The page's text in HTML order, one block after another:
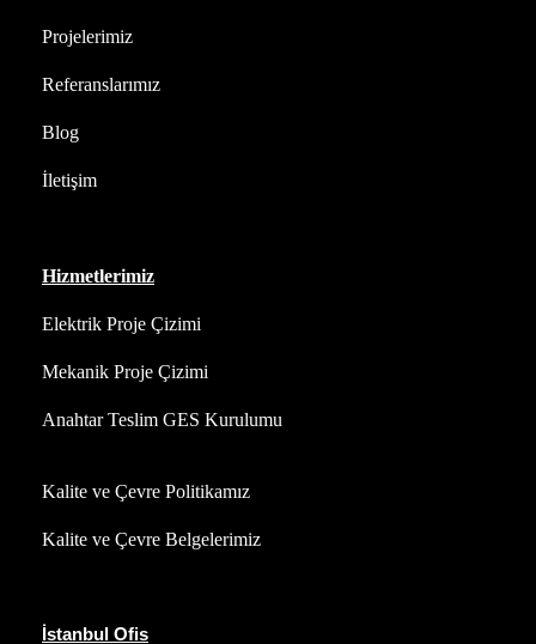
Projelerimiz
Referanslarımız
Blog
İletişim
Hizmetlerimiz
Elektrik Proje Çizimi
Mekanik Proje Çizimi
Anahtar Teslim GES Kurulumu
Kalite ve Çevre Politikamız
Kalite ve Çevre Belgelerimiz
İstanbul Ofis